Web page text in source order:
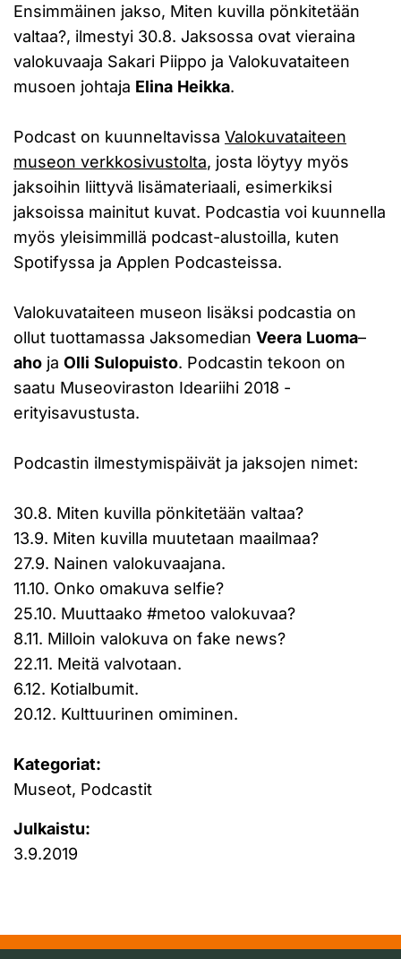
Ensimmäinen jakso, Miten kuvilla pönkitetään
valtaa?, ilmestyi 30.8. Jaksossa ovat vieraina
valokuvaaja Sakari Piippo ja Valokuvataiteen
musoen johtaja Elina Heikka.
Podcast on kuunneltavissa Valokuvataiteen
museon verkkosivustolta, josta löytyy myös
jaksoihin liittyvä lisämateriaali, esimerkiksi
jaksoissa mainitut kuvat. Podcastia voi kuunnella
myös yleisimmillä podcast-alustoilla, kuten
Spotifyssa ja Applen Podcasteissa.
Valokuvataiteen museon lisäksi podcastia on
ollut tuottamassa Jaksomedian Veera Luoma–
aho ja Olli Sulopuisto. Podcastin tekoon on
saatu Museoviraston Ideariihi 2018 -
erityisavustusta.
Podcastin ilmestymispäivät ja jaksojen nimet:
30.8. Miten kuvilla pönkitetään valtaa?
13.9. Miten kuvilla muutetaan maailmaa?
27.9. Nainen valokuvaajana.
11.10. Onko omakuva selfie?
25.10. Muuttaako #metoo valokuvaa?
8.11. Milloin valokuva on fake news?
22.11. Meitä valvotaan.
6.12. Kotialbumit.
20.12. Kulttuurinen omiminen.
Kategoriat:
Museot, Podcastit
Julkaistu:
3.9.2019